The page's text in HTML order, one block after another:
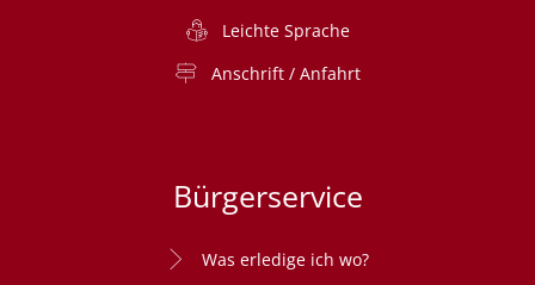
Leichte Sprache
Anschrift / Anfahrt
Bürgerservice
Was erledige ich wo?